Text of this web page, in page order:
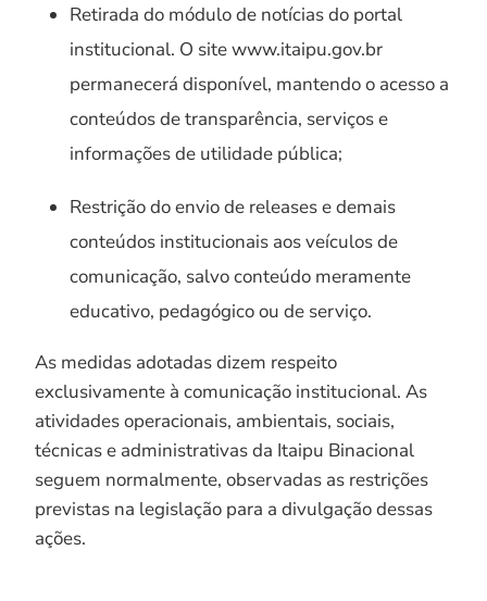
Retirada do módulo de notícias do portal
institucional. O site www.itaipu.gov.br
permanecerá disponível, mantendo o acesso a
conteúdos de transparência, serviços e
informações de utilidade pública;
Restrição do envio de releases e demais
conteúdos institucionais aos veículos de
comunicação, salvo conteúdo meramente
educativo, pedagógico ou de serviço.
As medidas adotadas dizem respeito
exclusivamente à comunicação institucional. As
atividades operacionais, ambientais, sociais,
técnicas e administrativas da Itaipu Binacional
seguem normalmente, observadas as restrições
previstas na legislação para a divulgação dessas
ações.